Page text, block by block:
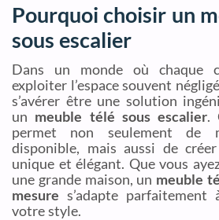
Pourquoi choisir un
sous escalier
Dans un monde où chaque
exploiter l’espace souvent
s’avérer être une solution
un meuble télé sous escalier.
permet non seulement de
disponible, mais aussi de
unique et élégant. Que vous
une grande maison, un meuble
mesure s’adapte
votre style.